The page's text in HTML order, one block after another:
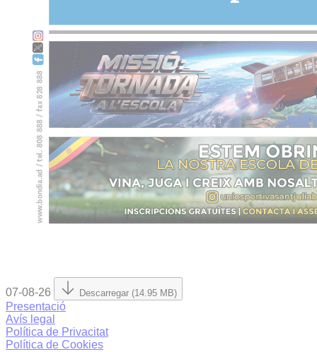
07-08-26 Descarregar (14.95 MB)
Presentació
Avís legal
Política de Privacitat
Política de Cookies